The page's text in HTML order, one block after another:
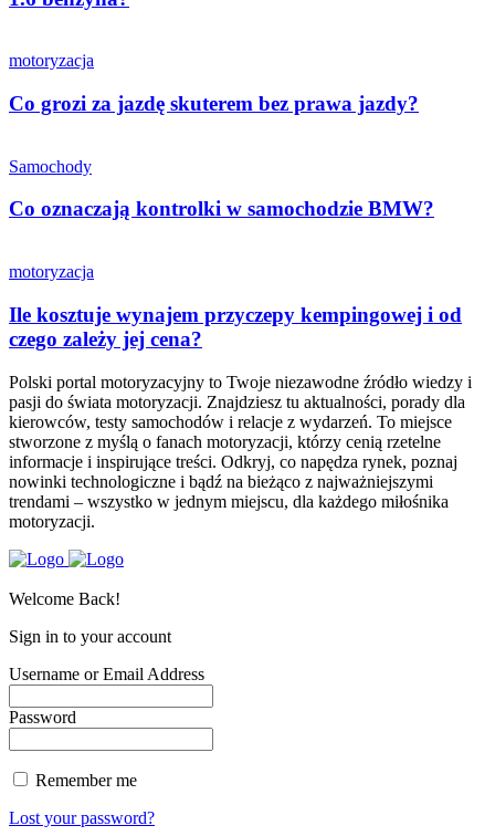
motoryzacja
Co grozi za jazdę skuterem bez prawa jazdy?
Samochody
Co oznaczają kontrolki w samochodzie BMW?
motoryzacja
Ile kosztuje wynajem przyczepy kempingowej i od
czego zależy jej cena?
Polski portal motoryzacyjny to Twoje niezawodne źródło wiedzy i
pasji do świata motoryzacji. Znajdziesz tu aktualności, porady dla
kierowców, testy samochodów i relacje z wydarzeń. To miejsce
stworzone z myślą o fanach motoryzacji, którzy cenią rzetelne
informacje i inspirujące treści. Odkryj, co napędza rynek, poznaj
nowinki technologiczne i bądź na bieżąco z najważniejszymi
trendami – wszystko w jednym miejscu, dla każdego miłośnika
motoryzacji.
Welcome Back!
Sign in to your account
Username or Email Address
Password
Remember me
Lost your password?